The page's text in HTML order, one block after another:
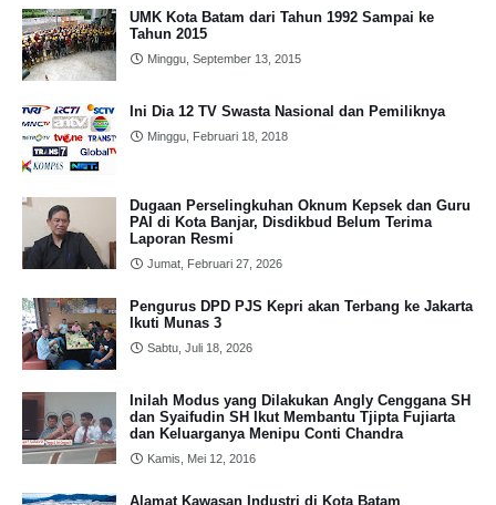
UMK Kota Batam dari Tahun 1992 Sampai ke
Tahun 2015
Minggu, September 13, 2015
Ini Dia 12 TV Swasta Nasional dan Pemiliknya
Minggu, Februari 18, 2018
Dugaan Perselingkuhan Oknum Kepsek dan Guru
PAI di Kota Banjar, Disdikbud Belum Terima
Laporan Resmi
Jumat, Februari 27, 2026
Pengurus DPD PJS Kepri akan Terbang ke Jakarta
Ikuti Munas 3
Sabtu, Juli 18, 2026
Inilah Modus yang Dilakukan Angly Cenggana SH
dan Syaifudin SH Ikut Membantu Tjipta Fujiarta
dan Keluarganya Menipu Conti Chandra
Kamis, Mei 12, 2016
Alamat Kawasan Industri di Kota Batam